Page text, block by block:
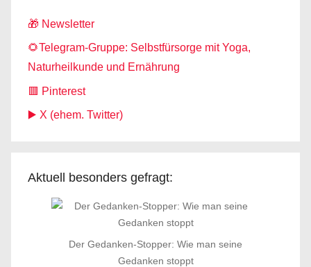
🎁 Newsletter
🌻Telegram-Gruppe: Selbstfürsorge mit Yoga,
Naturheilkunde und Ernährung
🟥 Pinterest
▶️ X (ehem. Twitter)
Aktuell besonders gefragt:
Der Gedanken-Stopper: Wie man seine
Gedanken stoppt